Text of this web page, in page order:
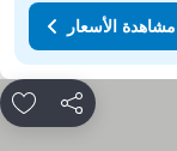
مشاهدة الأسعار
مشاركة